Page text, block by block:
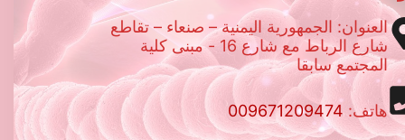
العنوان: الجمهورية اليمنية – صنعاء – تقاطع
شارع الرباط مع شارع 16 - مبنى كلية
المجتمع سابقا
هاتف:009671209474